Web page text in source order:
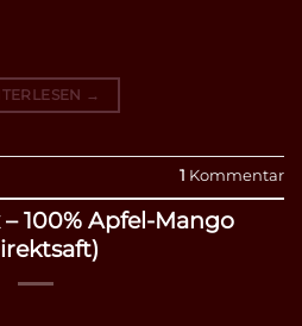
→
1 Kommentar
100% Apfel-Mango